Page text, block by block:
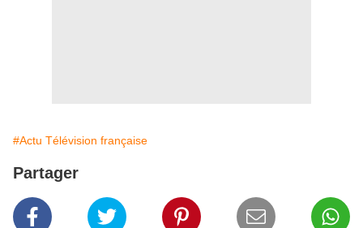
#Actu Télévision française
Partager